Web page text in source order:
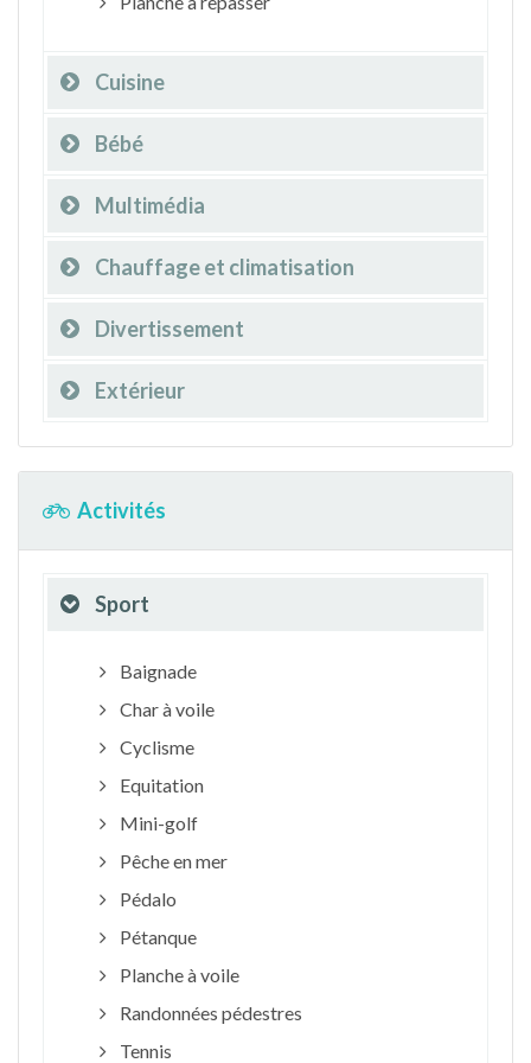
Cuisine
Bébé
Multimédia
Chauffage et climatisation
Divertissement
Extérieur
Activités
Sport
Baignade
Char à voile
Cyclisme
Equitation
Mini-golf
Pêche en mer
Pédalo
Pétanque
Planche à voile
Randonnées pédestres
Tennis